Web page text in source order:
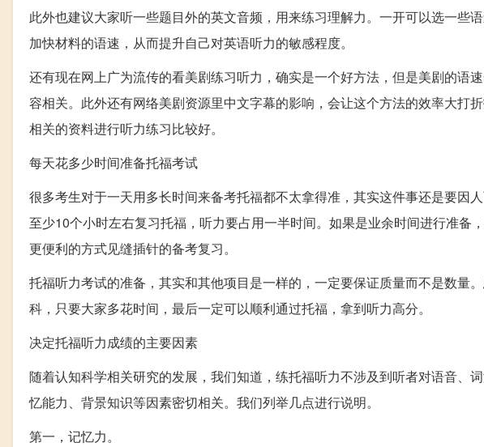
此外也建议大家听一些题目外的英文音频，用来练习理解力。一开可以选一些
加快材料的语速，从而提升自己对英语听力的敏感程度。
还有现在网上广为流传的看美剧练习听力，确实是一个好方法，但是美剧的语
容相关。此外还有网络美剧资源里中文字幕的影响，会让这个方法的效率大打
相关的资料进行听力练习比较好。
每天花多少时间准备托福考试
很多考生对于一天用多长时间来备考托福都不太拿得准，其实这件事还是要因
至少10个小时左右复习托福，听力要占用一半时间。如果是业余时间进行准备
更便利的方式见缝插针的备考复习。
托福听力考试的准备，其实和其他项目是一样的，一定要保证质量而不是数量
科，只要大家多花时间，最后一定可以顺利通过托福，拿到听力高分。
决定托福听力成绩的主要因素
随着认知科学相关研究的发展，我们知道，练托福听力不涉及到听者对语音、
忆能力、背景知识等因素密切相关。我们列举几点进行说明。
第一，记忆力。